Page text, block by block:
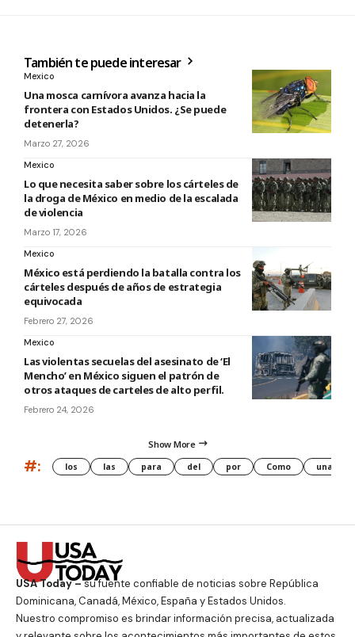
También te puede interesar
Mexico
Una mosca carnívora avanza hacia la
frontera con Estados Unidos. ¿Se puede
detenerla?
Marzo 27, 2026
Mexico
Lo que necesita saber sobre los cárteles de
la droga de México en medio de la escalada
de violencia
Marzo 17, 2026
Mexico
México está perdiendo la batalla contra los
cárteles después de años de estrategia
equivocada
Febrero 27, 2026
Mexico
Las violentas secuelas del asesinato de ‘El
Mencho’ en México siguen el patrón de
otros ataques de carteles de alto perfil.
Febrero 24, 2026
Show More
#: los las para del por Como una
USA Today –su fuente confiable de noticias sobre República
Dominicana, Canadá, México, España y Estados Unidos.
Nuestro compromiso es brindar información precisa, actualizada